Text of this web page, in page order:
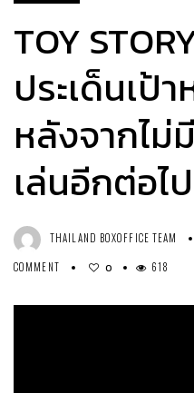
TOY
ประเด็นเป้
หลังจากไม่
เล่นอีกต่อไ
THAILAND BOXOFFICE TEAM
COMMENT
0 618